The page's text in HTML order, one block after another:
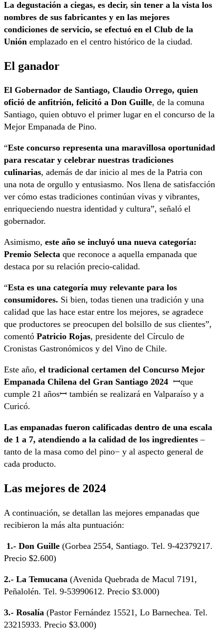
La degustación a ciegas, es decir, sin tener a la vista los
nombres de sus fabricantes y en las mejores
condiciones de servicio, se efectuó en el Club de la
Unión emplazado en el centro histórico de la ciudad.
El ganador
El Gobernador de Santiago, Claudio Orrego, quien
ofició de anfitrión, felicitó a Don Guille, de la comuna
Santiago, quien obtuvo el primer lugar en el concurso de la
Mejor Empanada de Pino.
“Este concurso representa una maravillosa oportunidad
para rescatar y celebrar nuestras tradiciones
culinarias, además de dar inicio al mes de la Patria con
una nota de orgullo y entusiasmo. Nos llena de satisfacción
ver cómo estas tradiciones continúan vivas y vibrantes,
enriqueciendo nuestra identidad y cultura”, señaló el
gobernador.
Asimismo, este año se incluyó una nueva categoría:
Premio Selecta que reconoce a aquella empanada que
destaca por su relación precio-calidad.
“Esta es una categoría muy relevante para los
consumidores. Si bien, todas tienen una tradición y una
calidad que las hace estar entre los mejores, se agradece
que productores se preocupen del bolsillo de sus clientes”,
comentó Patricio Rojas, presidente del Círculo de
Cronistas Gastronómicos y del Vino de Chile.
Este año, el tradicional certamen del Concurso Mejor
Empanada Chilena del Gran Santiago 2024 ꟷque
cumple 21 añosꟷ también se realizará en Valparaíso y a
Curicó.
Las empanadas fueron calificadas dentro de una escala
de 1 a 7, atendiendo a la calidad de los ingredientes–
tanto de la masa como del pino− y al aspecto general de
cada producto.
Las mejores de 2024
A continuación, se detallan las mejores empanadas que
recibieron la más alta puntuación:
1.- Don Guille (Gorbea 2554, Santiago. Tel. 9-42379217.
Precio $2.600)
2.- La Temucana (Avenida Quebrada de Macul 7191,
Peñalolén. Tel. 9-53990612. Precio $3.000)
3.- Rosalía (Pastor Fernández 15521, Lo Barnechea. Tel.
23215933. Precio $3.000)